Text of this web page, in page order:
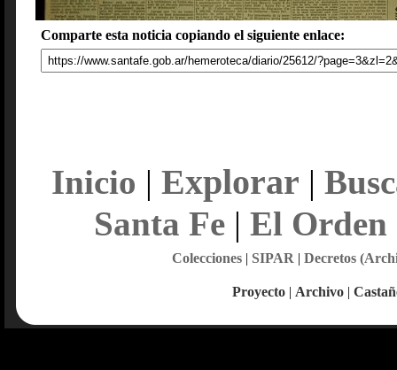
Comparte esta noticia copiando el siguiente enlace:
Inicio | Explorar |
Santa Fe| El Orden
Colecciones| SIPAR | Decretos
Proyecto | Archivo |